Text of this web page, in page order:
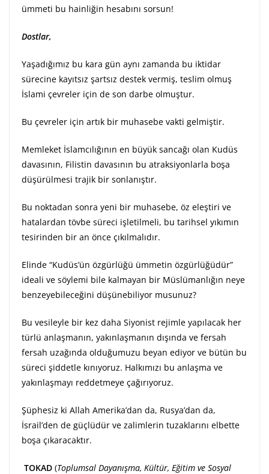
ümmeti bu hainliğin hesabını sorsun!
Dostlar,
Yaşadığımız bu kara gün aynı zamanda bu iktidar
sürecine kayıtsız şartsız destek vermiş, teslim olmuş
İslami çevreler için de son darbe olmuştur.
Bu çevreler için artık bir muhasebe vakti gelmiştir.
Memleket İslamcılığının en büyük sancağı olan Kudüs
davasının, Filistin davasının bu atraksiyonlarla boşa
düşürülmesi trajik bir sonlanıştır.
Bu noktadan sonra yeni bir muhasebe, öz eleştiri ve
hatalardan tövbe süreci işletilmeli, bu tarihsel yıkımın
tesirinden bir an önce çıkılmalıdır.
Elinde “Kudüs’ün özgürlüğü ümmetin özgürlüğüdür”
ideali ve söylemi bile kalmayan bir Müslümanlığın neye
benzeyebileceğini düşünebiliyor musunuz?
Bu vesileyle bir kez daha Siyonist rejimle yapılacak her
türlü anlaşmanın, yakınlaşmanın dışında ve fersah
fersah uzağında olduğumuzu beyan ediyor ve bütün bu
süreci şiddetle kınıyoruz. Halkımızı bu anlaşma ve
yakınlaşmayı reddetmeye çağırıyoruz.
Şüphesiz ki Allah Amerika’dan da, Rusya’dan da,
İsrail’den de güçlüdür ve zalimlerin tuzaklarını elbette
boşa çıkaracaktır.
TOKAD (Toplumsal Dayanışma, Kültür, Eğitim ve Sosyal